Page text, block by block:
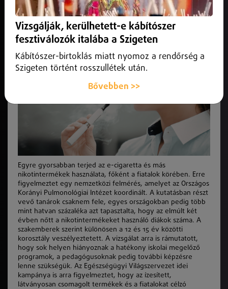
Az Egészségügyi Világszervezet idei kampánya is arra
termékek és a fiatalokat célzó reklámok növelik a
függőség kialakulásának kockázatát.
Egyre gyorsabban terjed az e-cigaretta és más
nikotintermékek használata, főként a fiatalok körében. Erre
figyelmeztet egy nemzetközi felmérés, amelyet az Országos
Korányi Pulmonológiai Intézet koordinált. A kutatásban részt
vevő tanárok csaknem fele, egyes országokban pedig több
mint hatvan százaléka azt tapasztalta, hogy az elmúlt két
évben nőtt a nikotintermékeket használó diákok száma. A
szakemberek szerint különösen a 12 és 15 év közötti
korosztály veszélyeztetett. A vizsgálat arra is rámutatott,
hogy sok helyen hiányoznak a hatékony iskolai megelőző
programok, a pedagógusoknak pedig további képzésre
lenne szükségü k. Az Egészségügyi Világszervezet idei
kampánya is arra figyelmeztet, hogy az ízesített,
látványosan csomagolt termékek és a fiatalokat célzó
Vizsgálják, kerülhetett-e kábítószer
fesztiválozók italába a Szigeten
Kábítószer-birtoklás miatt nyomoz a rendőrség a
Szigeten történt rosszullétek után.
Bővebben >>